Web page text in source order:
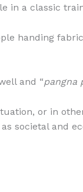
in a classic
handing
and “pangna
or in
societal and